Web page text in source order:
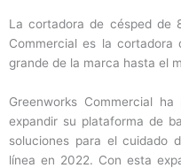
La cortadora de césped de
Commercial es la
grande de la marca hasta el
Greenworks Commercial
expandir su plataforma de
soluciones para el cuidado
línea en 2022. Con esta